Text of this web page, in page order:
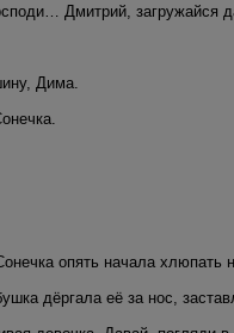
Дмитрий, загружайся
Дима.
опять начала хлюпать
дёргала её за нос,